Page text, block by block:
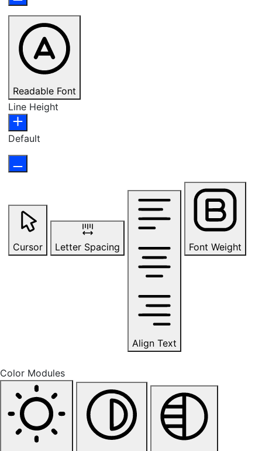
Readable Font
Line Height
Default
Cursor Letter Spacing
Align Text
Font Weight
Color Modules